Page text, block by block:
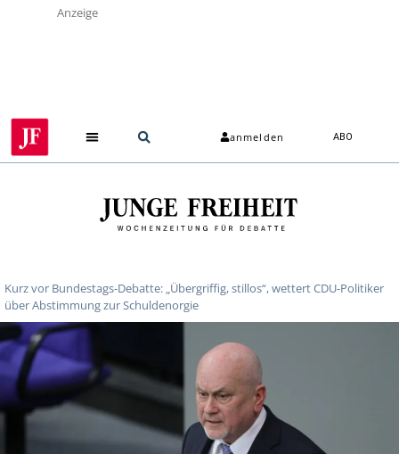
Anzeige
anmelden ABO
Kurz vor Bundestags-Debatte: „Übergriffig, stillos“, wettert CDU-Politiker
über Abstimmung zur Schuldenorgie